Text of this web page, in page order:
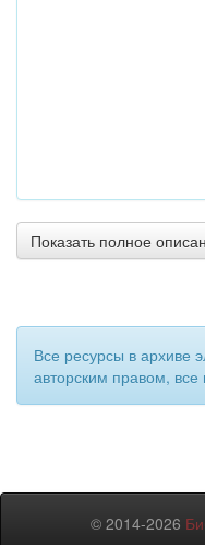
Показать полное
Все ресурсы в архиве
авторским правом,
© 2014-2026